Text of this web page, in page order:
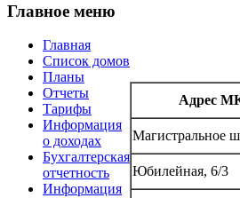
Главное меню
Главная
Список домов
Планы
Отчеты
Тарифы
Информация
о доходах
Бухгалтерская
отчетность
Информация
Адрес
Магистральное
Юбилейная, 6/3